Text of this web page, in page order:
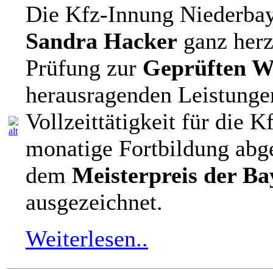
Die Kfz-Innung
Sandra Hacker ganz
Prüfung zur Geprüften
herausragenden
Vollzeittätigkeit für die
monatige Fortbildung
dem Meisterpreis der
ausgezeichnet.
Weiterlesen..